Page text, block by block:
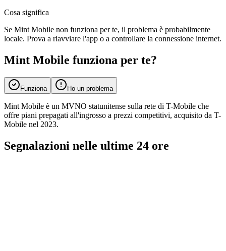
Cosa significa
Se Mint Mobile non funziona per te, il problema è probabilmente
locale. Prova a riavviare l'app o a controllare la connessione internet.
Mint Mobile funziona per te?
Funziona Ho un problema
Mint Mobile è un MVNO statunitense sulla rete di T-Mobile che
offre piani prepagati all'ingrosso a prezzi competitivi, acquisito da T-
Mobile nel 2023.
Segnalazioni nelle ultime 24 ore